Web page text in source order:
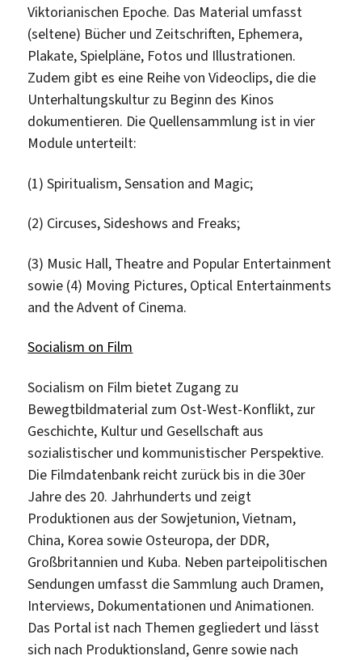
Viktorianischen Epoche. Das Material umfasst
(seltene) Bücher und Zeitschriften, Ephemera,
Plakate, Spielpläne, Fotos und Illustrationen.
Zudem gibt es eine Reihe von Videoclips, die die
Unterhaltungskultur zu Beginn des Kinos
dokumentieren. Die Quellensammlung ist in vier
Module unterteilt:
(1) Spiritualism, Sensation and Magic;
(2) Circuses, Sideshows and Freaks;
(3) Music Hall, Theatre and Popular Entertainment
sowie (4) Moving Pictures, Optical Entertainments
and the Advent of Cinema.
Socialism on Film
Socialism on Film bietet Zugang zu
Bewegtbildmaterial zum Ost-West-Konflikt, zur
Geschichte, Kultur und Gesellschaft aus
sozialistischer und kommunistischer Perspektive.
Die Filmdatenbank reicht zurück bis in die 30er
Jahre des 20. Jahrhunderts und zeigt
Produktionen aus der Sowjetunion, Vietnam,
China, Korea sowie Osteuropa, der DDR,
Großbritannien und Kuba. Neben parteipolitischen
Sendungen umfasst die Sammlung auch Dramen,
Interviews, Dokumentationen und Animationen.
Das Portal ist nach Themen gegliedert und lässt
sich nach Produktionsland, Genre sowie nach